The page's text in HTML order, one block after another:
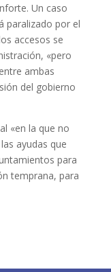
Un caso
paralizado por el
accesos se
«pero
ambas
del gobierno
«en la que no
ayudas que
para
temprana, para